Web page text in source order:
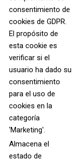
consentimiento de
cookies de GDPR.
El propósito de
esta cookie es
verificar si el
usuario ha dado su
consentimiento
para el uso de
cookies en la
categoría
'Marketing'.
Almacena el
estado de